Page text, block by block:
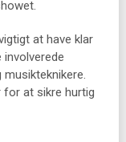
at have klar
for at sikre hurtig